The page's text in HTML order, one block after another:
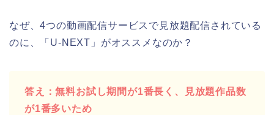
なぜ、4つの動画配信サービスで見放題配信されている
のに、「U-NEXT」がオススメなのか？
答え：無料お試し期間が1番長く、見放題作品数
が1番多いため